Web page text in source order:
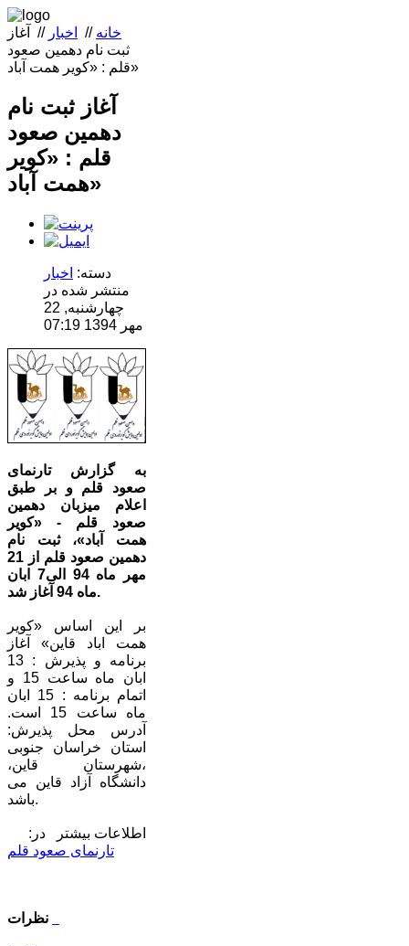
خانه // اخبار //
آغاز
ثبت نام دهمین صعود
قلم : «کویر همت آباد»
آغاز ثبت نام
دهمین صعود
قلم : «کویر
همت آباد»
دسته: اخبار
منتشر شده در
چهارشنبه, 22
مهر 1394 07:19
به گزارش تارنمای
صعود قلم و بر طبق
اعلام میزبان دهمین
صعود قلم - «کویر
همت آباد»، ثبت نام
دهمین صعود قلم از 21
مهر ماه 94 الی7 ابان
ماه 94 آغاز شد.
بر این اساس «کویر
همت اباد قاین» آغاز
برنامه و پذیرش : 13
ابان ماه ساعت 15 و
اتمام برنامه : 15 ابان
ماه ساعت 15 است.
آدرس محل پذیرش:
استان خراسان جنوبی
،شهرستان قاین،
دانشگاه آزاد قاین می
باشد.
اطلاعات بیشتر در:
تارنمای صعود قلم